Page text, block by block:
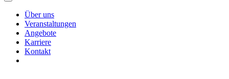
Über uns
Veranstaltungen
Angebote
Karriere
Kontakt